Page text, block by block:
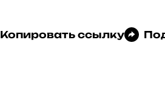
Копировать ссылку